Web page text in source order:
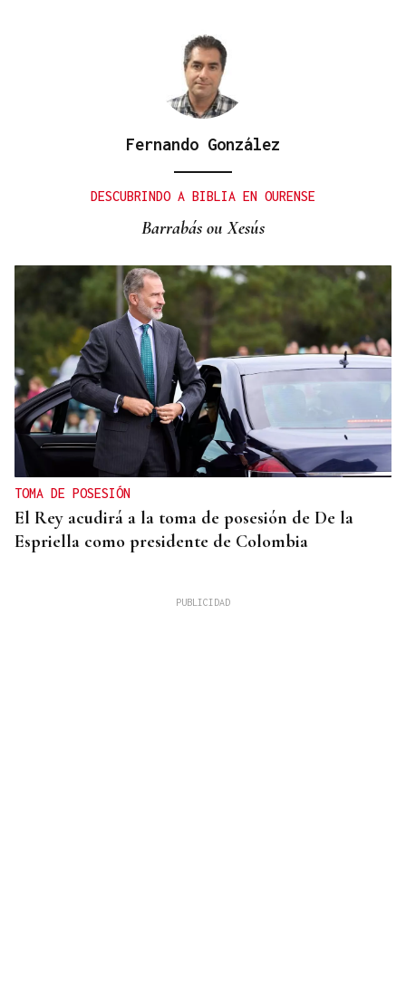
Fernando González
DESCUBRINDO A BIBLIA EN OURENSE
Barrabás ou Xesús
TOMA DE POSESIÓN
El Rey acudirá a la toma de posesión de De la
Espriella como presidente de Colombia